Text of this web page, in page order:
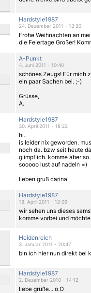
Hardstyle1987
24. Dezember 2011 - 13:20
Frohe Weihnachten an
die Feiertage Großer!
A-Punkt
4. Juni 2011 - 10:40
schönes Zeugs! Für mich
ein paar Sachen bei. ;-)
Grüsse,
A.
Hardstyle1987
30. April 2011 - 18:22
hi..
is leider nix geworden.
noch da. bzw seit heute
glimpflich. komme aber
sooooo lust auf nadeln =)
lieben gruß carina
Hardstyle1987
18. April 2011 - 12:09
wir sehen uns dieses
komme vorbei und
Heidenreich
3. Januar 2011 - 20:47
bin ich hier nun direkt bei
Hardstyle1987
2. Dezember 2010 - 14:12
liebe grüße... o.O